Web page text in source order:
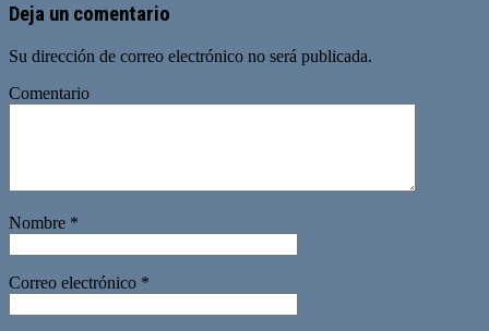
Deja un comentario
Su dirección de correo electrónico no será publicada.
Comentario
Nombre *
Correo electrónico *